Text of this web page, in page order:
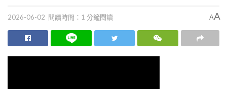
2026-06-02 閱讀時間：1 分鐘閱讀 AA